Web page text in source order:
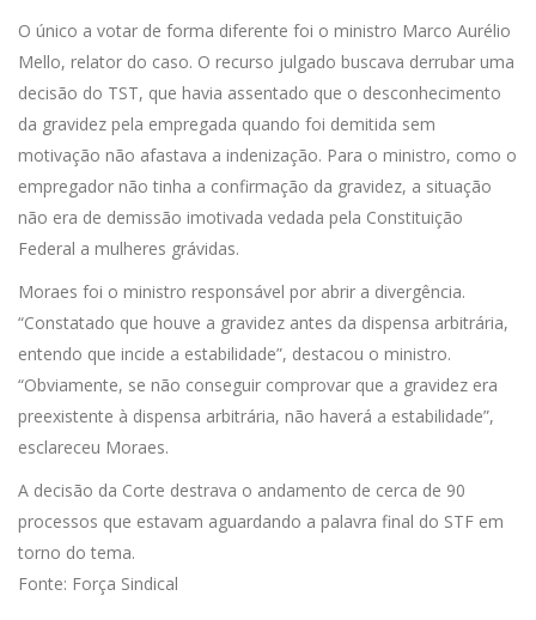
O único a votar de forma diferente foi o ministro Marco Aurélio
Mello, relator do caso. O recurso julgado buscava derrubar uma
decisão do TST, que havia assentado que o desconhecimento
da gravidez pela empregada quando foi demitida sem
motivação não afastava a indenização. Para o ministro, como o
empregador não tinha a confirmação da gravidez, a situação
não era de demissão imotivada vedada pela Constituição
Federal a mulheres grávidas.
Moraes foi o ministro responsável por abrir a divergência.
“Constatado que houve a gravidez antes da dispensa arbitrária,
entendo que incide a estabilidade”, destacou o ministro.
“Obviamente, se não conseguir comprovar que a gravidez era
preexistente à dispensa arbitrária, não haverá a estabilidade”,
esclareceu Moraes.
A decisão da Corte destrava o andamento de cerca de 90
processos que estavam aguardando a palavra final do STF em
torno do tema.
Fonte: Força Sindical